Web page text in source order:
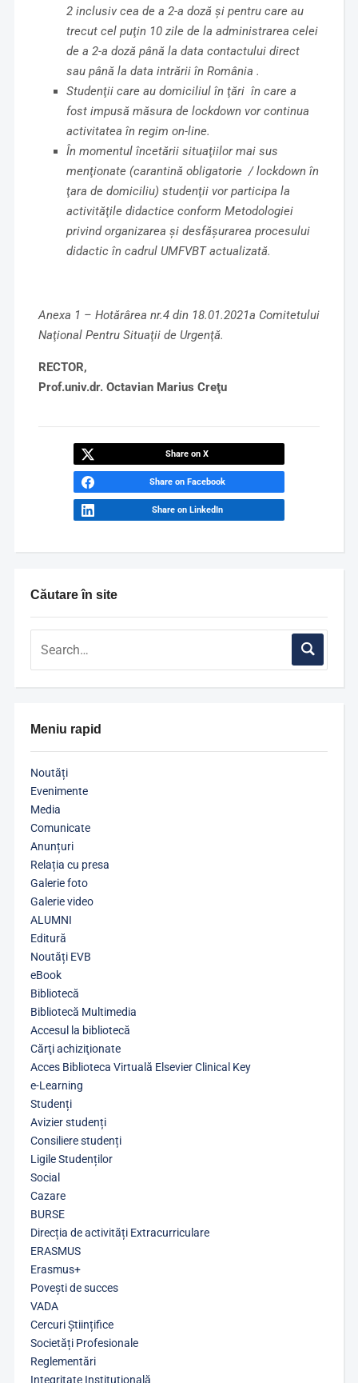
Căutare în site
Meniu rapid
Noutăți
Evenimente
Media
Comunicate
Anunțuri
Relația cu presa
Galerie foto
Galerie video
ALUMNI
Editură
Noutăți EVB
eBook
Bibliotecă
Bibliotecă Multimedia
Accesul la bibliotecă
Cărţi achiziţionate
Acces Biblioteca Virtuală Elsevier Clinical Key
e-Learning
Studenți
Avizier studenți
Consiliere studenți
Ligile Studenților
Social
Cazare
BURSE
Direcția de activități Extracurriculare
ERASMUS
Erasmus+
Povești de succes
VADA
Cercuri Științifice
Societăți Profesionale
Reglementări
Integritate Instituțională
2 inclusiv cea de a 2-a doză şi pentru care au
trecut cel puţin 10 zile de la administrarea celei
de a 2-a doză până la data contactului direct
sau până la data intrării în România .
Studenţii care au domiciliul în ţări în care a
fost impusă măsura de lockdown vor continua
activitatea în regim on-line.
În momentul încetării situaţiilor mai sus
menţionate (carantină obligatorie /lockdown în
ţara de domiciliu) studenţii vor participa la
activităţile didactice conform Metodologiei
privind organizarea şi desfăşurarea procesului
didactic în cadrul UMFVBT actualizată.
Anexa 1 – Hotărârea nr.4 din 18.01.2021a Comitetului
Naţional Pentru Situaţii de Urgenţă.
RECTOR,
Prof.univ.dr. Octavian Marius Creţu
Share on X
Share on Facebook
Share on LinkedIn